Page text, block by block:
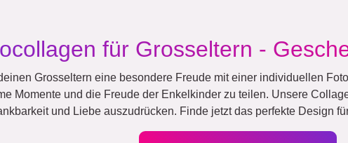
für Grosseltern -
Grosseltern eine besondere Freude mit einer individuellen
Momente und die Freude der Enkelkinder zu teilen. Unsere
und Liebe auszudrücken. Finde jetzt das perfekte Design